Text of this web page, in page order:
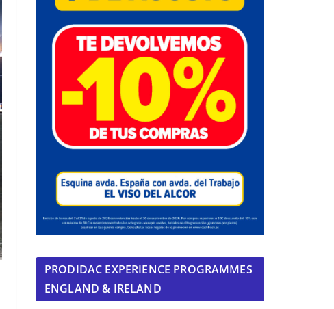
PRODIDAC EXPERIENCE PROGRAMMES
ENGLAND & IRELAND